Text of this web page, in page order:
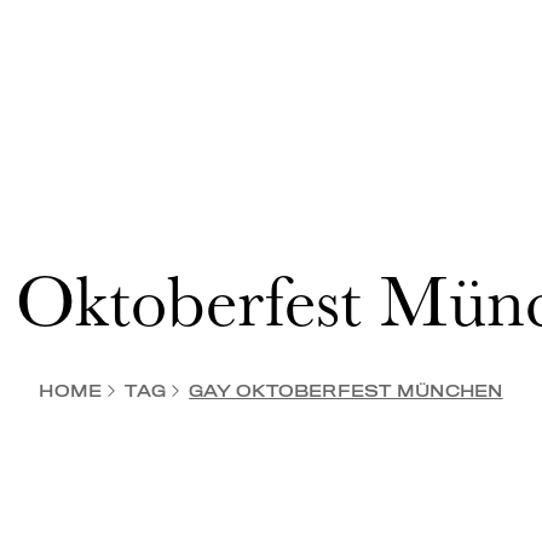
HOME TAG GAY OKTOBERFEST MÜNCHEN